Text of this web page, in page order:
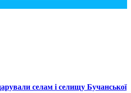
селам і селищу Бучанської